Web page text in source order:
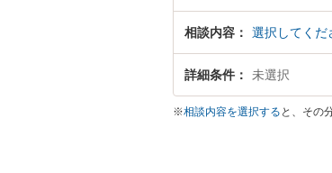
相談内容 選択してくだ
詳細条件 未選択
※相談内容を選択する と、その